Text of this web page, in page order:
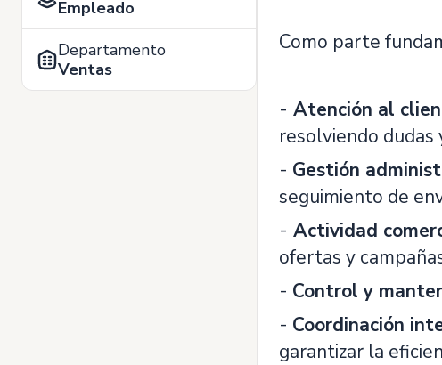
Empleado
Departamento
Ventas
Como parte
- Atención al
resolviendo dudas
- Gestión
seguimiento de
- Actividad
ofertas y
- Control y
- Coordinación
garantizar la